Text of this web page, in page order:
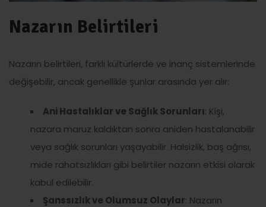
Nazarın Belirtileri
Nazarın belirtileri, farklı kültürlerde ve inanç sistemlerinde
değişebilir, ancak genellikle şunlar arasında yer alır:
Ani Hastalıklar ve Sağlık Sorunları: Kişi,
nazara maruz kaldıktan sonra aniden hastalanabilir
veya sağlık sorunları yaşayabilir. Halsizlik, baş ağrısı,
mide rahatsızlıkları gibi belirtiler nazarın etkisi olarak
kabul edilebilir.
Şanssızlık ve Olumsuz Olaylar: Nazarın